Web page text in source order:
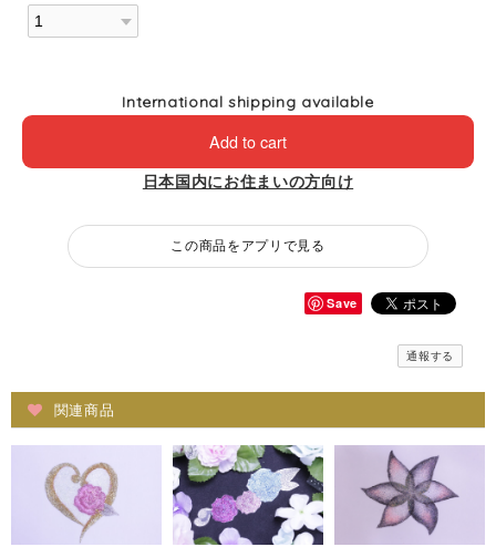
International shipping available
Add to cart
日本国内にお住まいの方向け
この商品をアプリで見る
Save
通報する
関連商品